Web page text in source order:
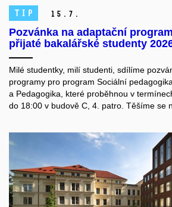
TIP 15. 7.
Pozvánka na adaptační
přijaté bakalářské studenty
Milé studentky, milí studenti, sdílíme
programy pro program Sociální
a Pedagogika, které proběhnou v
do 18:00 v budově C, 4. patro. Těšíme se